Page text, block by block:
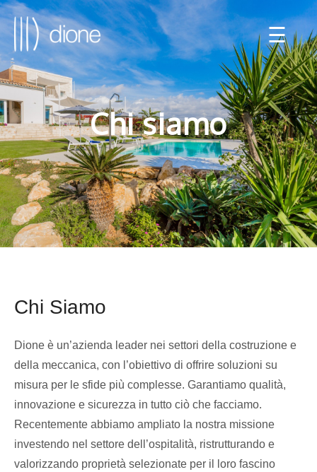
☰
Chi siamo
Chi Siamo
Dione è un’azienda leader nei settori della costruzione e
della meccanica, con l’obiettivo di offrire soluzioni su
misura per le sfide più complesse. Garantiamo qualità,
innovazione e sicurezza in tutto ciò che facciamo.
Recentemente abbiamo ampliato la nostra missione
investendo nel settore dell’ospitalità, ristrutturando e
valorizzando proprietà selezionate per il loro fascino